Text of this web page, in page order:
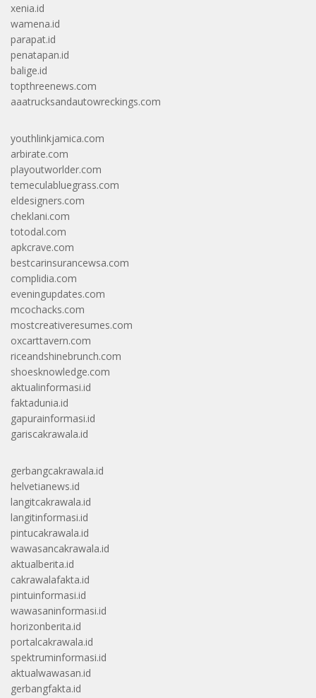
xenia.id
wamena.id
parapat.id
penatapan.id
balige.id
topthreenews.com
aaatrucksandautowreckings.com
youthlinkjamica.com
arbirate.com
playoutworlder.com
temeculabluegrass.com
eldesigners.com
cheklani.com
totodal.com
apkcrave.com
bestcarinsurancewsa.com
complidia.com
eveningupdates.com
mcochacks.com
mostcreativeresumes.com
oxcarttavern.com
riceandshinebrunch.com
shoesknowledge.com
aktualinformasi.id
faktadunia.id
gapurainformasi.id
gariscakrawala.id
gerbangcakrawala.id
helvetianews.id
langitcakrawala.id
langitinformasi.id
pintucakrawala.id
wawasancakrawala.id
aktualberita.id
cakrawalafakta.id
pintuinformasi.id
wawasaninformasi.id
horizonberita.id
portalcakrawala.id
spektruminformasi.id
aktualwawasan.id
gerbangfakta.id